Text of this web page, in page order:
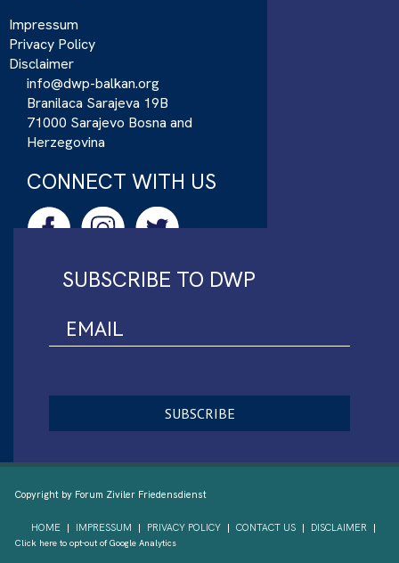
Impressum
Privacy Policy
Disclaimer
info@dwp-balkan.org
Branilaca Sarajeva 19B
71000 Sarajevo Bosna and
Herzegovina
CONNECT WITH US
SUBSCRIBE TO DWP
Copyright by Forum Ziviler Friedensdienst
HOME IMPRESSUM PRIVACY POLICY CONTACT US DISCLAIMER
Click here to opt-out of Google Analytics